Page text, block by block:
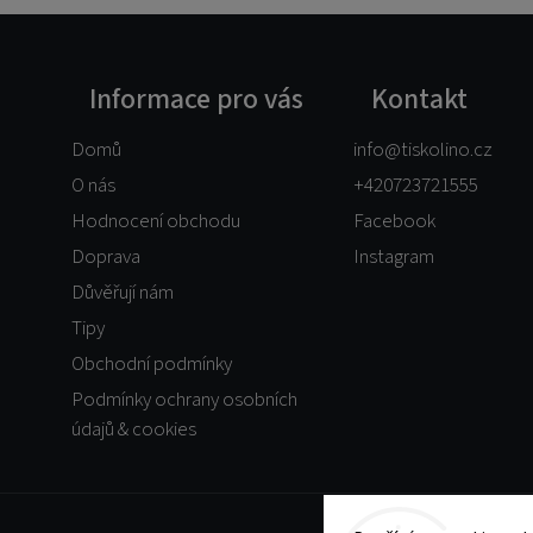
Informace pro vás
Domů
O nás
Hodnocení obchodu
Doprava
Důvěřují nám
Tipy
Obchodní podmínky
Podmínky ochrany osobních
údajů & cookies
Kontakt
info@tiskolino.cz
+420723721555
Facebook
Instagram